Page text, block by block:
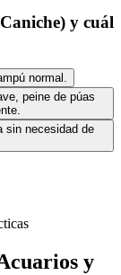
y cuál
normal.
peine de púas
sin necesidad de
y